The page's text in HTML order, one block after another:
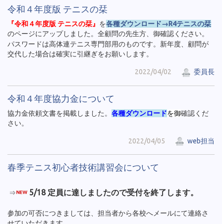
令和４年度版 テニスの栞
『令和４年度版 テニスの栞』 を各種ダウンロード→R4テニスの栞
のページにアップしました。全顧問の先生方、御確認ください。
パスワードは高体連テニス専門部用のものです。新年度、顧問が
交代した場合は確実に引継ぎをお願いします。
2022/04/02 委員長
令和４年度協力金について
協力金依頼文書を掲載しました。 各種ダウンロードを御確認くだ
さい。
2022/04/05 web担当
春季テニス初心者技術講習会について
⇒ 5/18 定員に達しましたので受付を終了します。
参加の可否につきましては、担当者から各校へメールにて連絡さ